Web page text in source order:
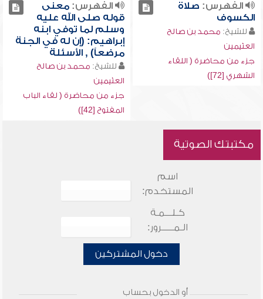
الفهرس: صلاة
الكسوف
للشيخ: محمد بن صالح
العثيمين
جزء من محاضرة ( اللقاء
الشهري [72])
الفهرس:معنى
قوله صلى الله عليه
وسلم لما توفي ابنه
إبراهيم: (إن له في الجنة
مرضعاً) , الأسئلة
للشيخ: محمد بن صالح
العثيمين
جزء من محاضرة ( لقاء الباب
المفتوح [42])
مكتبتك الصوتية
اسم
المستخدم:
كـلـــمـة
الـمـــــرور:
دخول المشتركين
أو الدخول بحساب